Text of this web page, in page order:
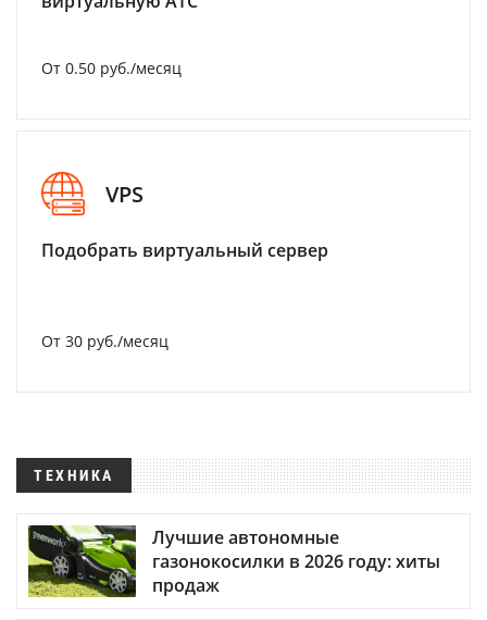
От 0.50 руб./месяц
VPS
Подобрать виртуальный сервер
От 30 руб./месяц
ТЕХНИКА
Лучшие автономные
газонокосилки в 2026 году: хиты
продаж